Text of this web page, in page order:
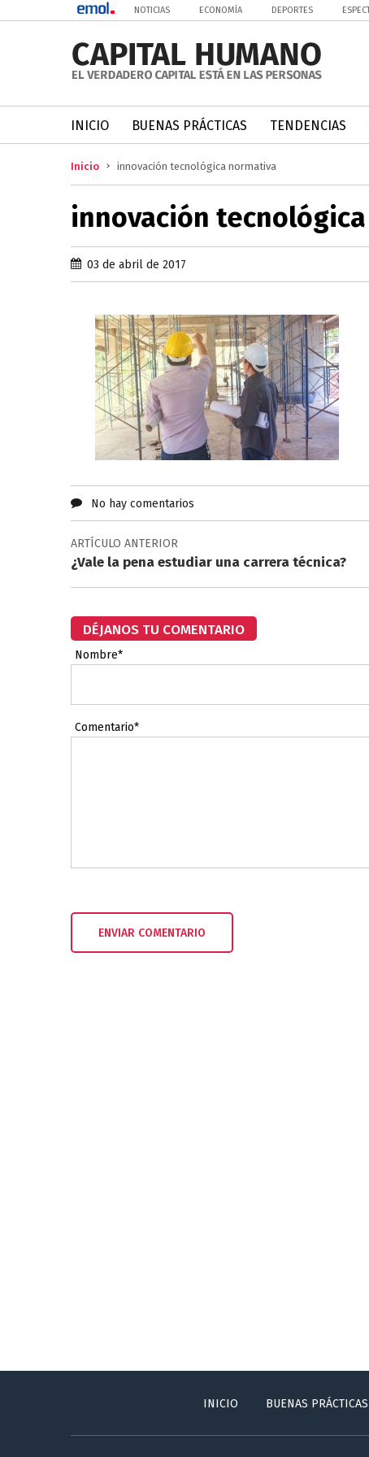
NOTICIAS ECONOMÍA DEPORTES
INICIO BUENAS PRÁCTICAS TENDENCIAS
Inicio innovación tecnológica normativa
innovación
03 de abril de 2017
No hay comentarios
ARTÍCULO ANTERIOR
¿Vale la pena estudiar una carrera técnica?
DÉJANOS TU COMENTARIO
Nombre*
Comentario*
INICIO BUENAS PRÁCTICAS